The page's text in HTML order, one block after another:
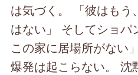
は気づく。 「彼はも
はない」 そしてショパ
この家に居場所がない
爆発は起こらない。 沈